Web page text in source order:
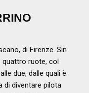
di Firenze. Sin
quattro ruote, col
due, dalle quali è
di diventare pilota